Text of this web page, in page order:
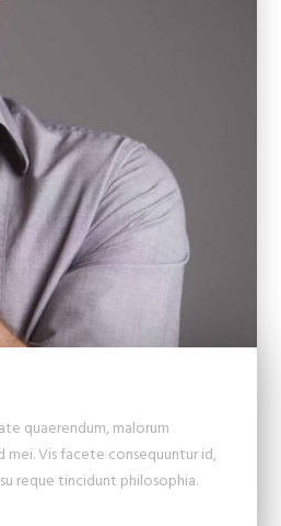
quaerendum, malorum
Vis facete consequuntur id,
reque tincidunt philosophia.